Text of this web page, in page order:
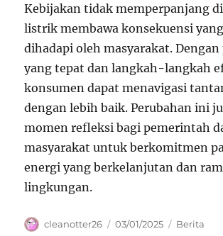
Kebijakan tidak memperpanjang
listrik membawa konsekuensi
dihadapi oleh masyarakat. Dengan
yang tepat dan langkah-langkah
konsumen dapat menavigasi
dengan lebih baik. Perubahan ini
momen refleksi bagi pemerintah
masyarakat untuk berkomitmen
energi yang berkelanjutan dan
lingkungan.
Author
cleanotter26
Posted
03/01/2025 Categories
Berita